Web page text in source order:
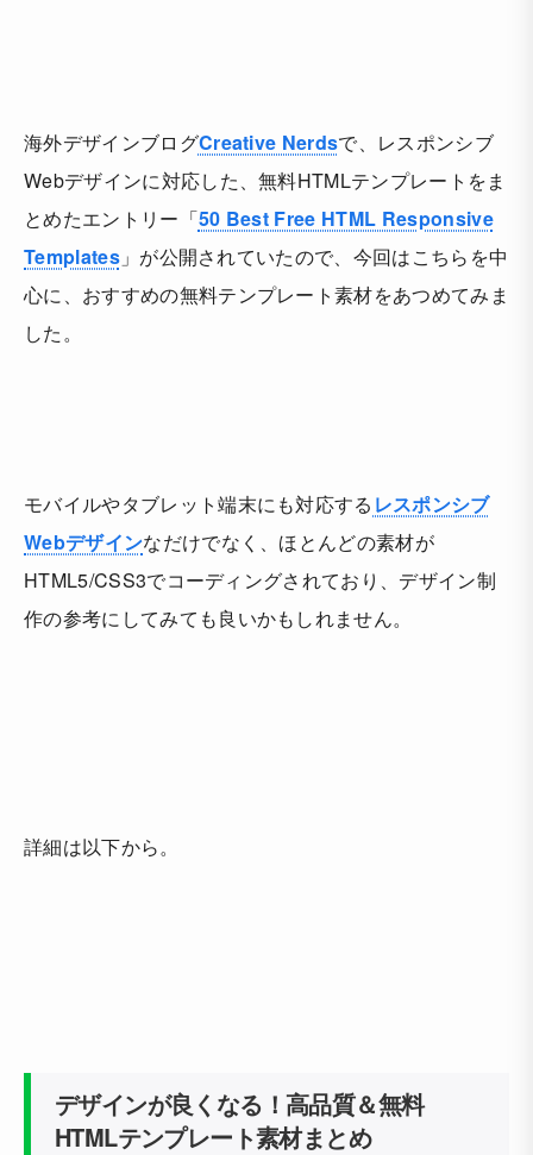
海外デザインブログCreative Nerdsで、レスポンシブ
Webデザインに対応した、無料HTMLテンプレートをま
とめたエントリー「50 Best Free HTML Responsive
Templates」が公開されていたので、今回はこちらを中
心に、おすすめの無料テンプレート素材をあつめてみま
した。
モバイルやタブレット端末にも対応する レスポンシブ
Webデザインなだけでなく、ほとんどの素材が
HTML5/CSS3でコーディングされており、デザイン制
作の参考にしてみても良いかもしれません。
詳細は以下から。
デザインが良くなる！高品質＆無料
HTMLテンプレート素材まとめ